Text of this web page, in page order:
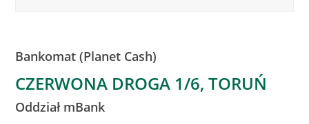
Bankomat (Planet Cash)
CZERWONA DROGA 1/6, TORUŃ
Oddział mBank